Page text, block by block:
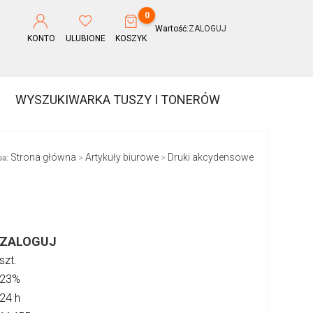
KONTO ULUBIONE
0
KOSZYK
Wartość:ZALOGUJ
WYSZUKIWARKA TUSZY I TONERÓW
Strona główna > Artykuły biurowe> Druki akcydensowe
ZALOGUJ
szt.
23%
24 h